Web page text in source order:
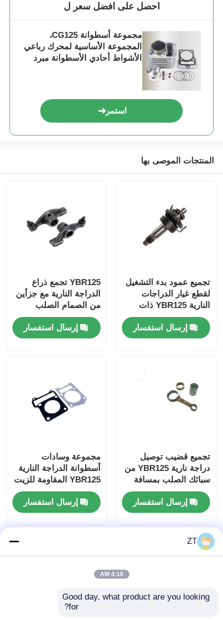
طلب اقتباس
أجزاء محرك الدراجة النارية
المكونات الكهربائية للدراجات النارية
أجزاء تعديل الدراجات النارية
أجزاء جسم الدراجة النارية
ضوء الدراجة النارية
المكربن ​​دراجة نارية
سلاسل وتروس الدراجات النارية
مسدس الدراجة النارية
أنابيب العادم للدراجات النارية
اسطوانة دراجة نارية
قفل دراجة نارية
احصل على افضل سعر ل
مجموعة أسطوانة CG125،
المجموعة الأساسية لمحرك رباعي
الأشواط أحادي الأسطوانة مبرد
استمر
المنتجات الموصى بها
تجميع عمود بدء التشغيل
لقطع غيار الدراجات
النارية YBR125 ذات
الصلابة العالية
إرسال استفسار
YBR125 تجمع ذراع
الدراجة النارية مع جزأين
من الصمام الصلب
إرسال استفسار
تجميع قضيب توصيل
دراجة نارية YBR125 من
سبائك الصلب بمسافة
مركزية 89 مم
إرسال استفسار
مجموعة وسادات
أسطوانة الدراجة النارية
YBR125 المقاومة للزيت
وأعلى وأسفل مجموعة
حشية ختم أسطوانة
المحرك
إرسال استفسار
ZT
4:10 AM
Good day, what product are you looking
for?